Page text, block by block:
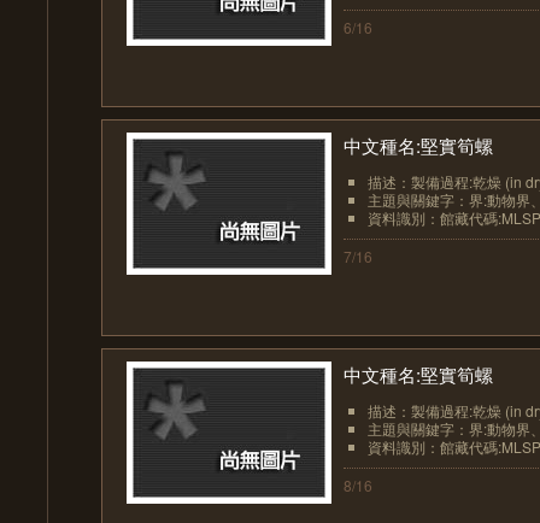
6/16
中文種名:堅實筍螺
描述：製備過程:乾燥 (in
主題與關鍵字：界:動物界
資料識別：館藏代碼
7/16
中文種名:堅實筍螺
描述：製備過程:乾燥 (in
主題與關鍵字：界:動物界
資料識別：館藏代碼
8/16